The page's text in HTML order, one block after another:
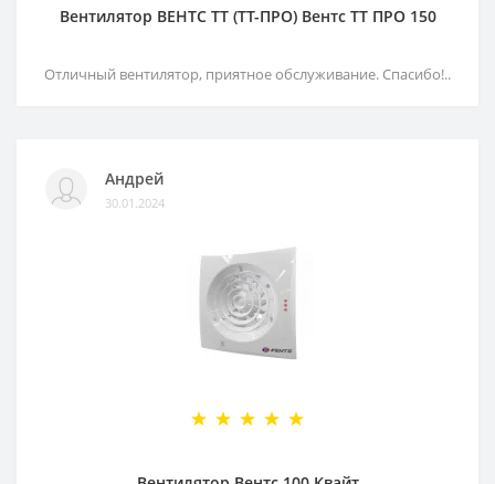
Вентилятор ВЕНТС ТТ (ТТ-ПРО) Вентс ТТ ПРО 150
Отличный вентилятор, приятное обслуживание. Спасибо!..
Андрей
30.01.2024